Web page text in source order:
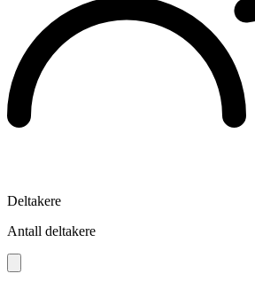
Deltakere
Antall deltakere